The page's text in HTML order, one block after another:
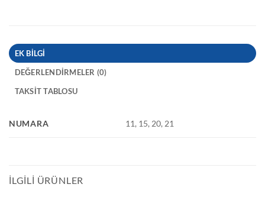
EK BILGI
DEĞERLENDIRMELER (0)
TAKSIT TABLOSU
NUMARA 11, 15, 20, 21
İLGILI ÜRÜNLER